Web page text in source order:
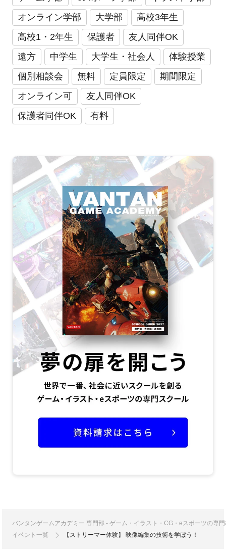
オンライン学部
大学部
高校3年生
高校1・2年生
保護者
友人同伴OK
遠方
中学生 大学生・社会人
体験授業
個別相談会
無料 定員限定
期間限定
オンライン可
友人同伴OK
保護者同伴OK
有料
バンタンゲームアカデミー 専門部 - ゲーム・イラスト・CG・eスポーツの専
イベント一覧
【ストリーマー体験】 映像編集の技術を学ぼう！